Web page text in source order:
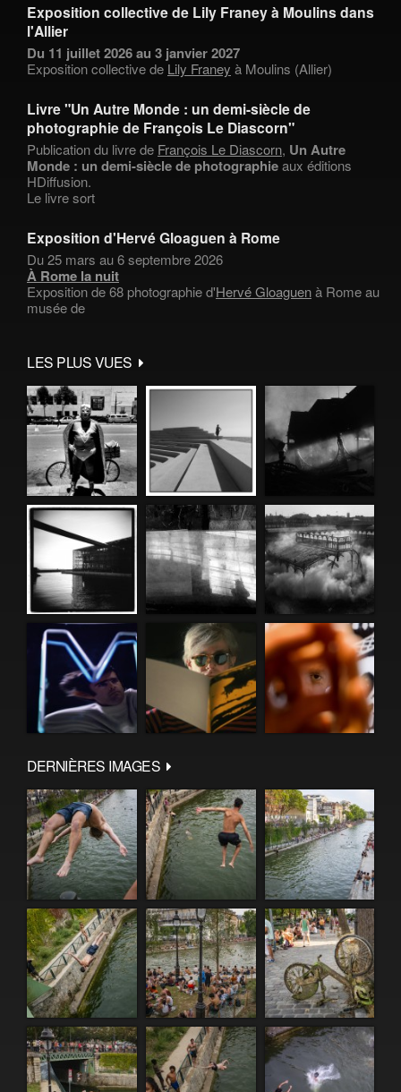
Exposition collective de Lily Franey à Moulins dans
l'Allier
Du 11 juillet 2026 au 3 janvier 2027
Exposition collective de Lily Franey à Moulins (Allier)
Livre "Un Autre Monde : un demi-siècle de
photographie de François Le Diascorn"
Publication du livre de François Le Diascorn, Un Autre
Monde : un demi-siècle de photographieaux éditions
HDiffusion.
Le livre sort
Exposition d'Hervé Gloaguen à Rome
Du 25 mars au 6 septembre 2026
À Rome la nuit
Exposition de 68 photographie d'Hervé Gloaguenà Rome au
musée de
LES PLUS VUES
DERNIÈRES IMAGES